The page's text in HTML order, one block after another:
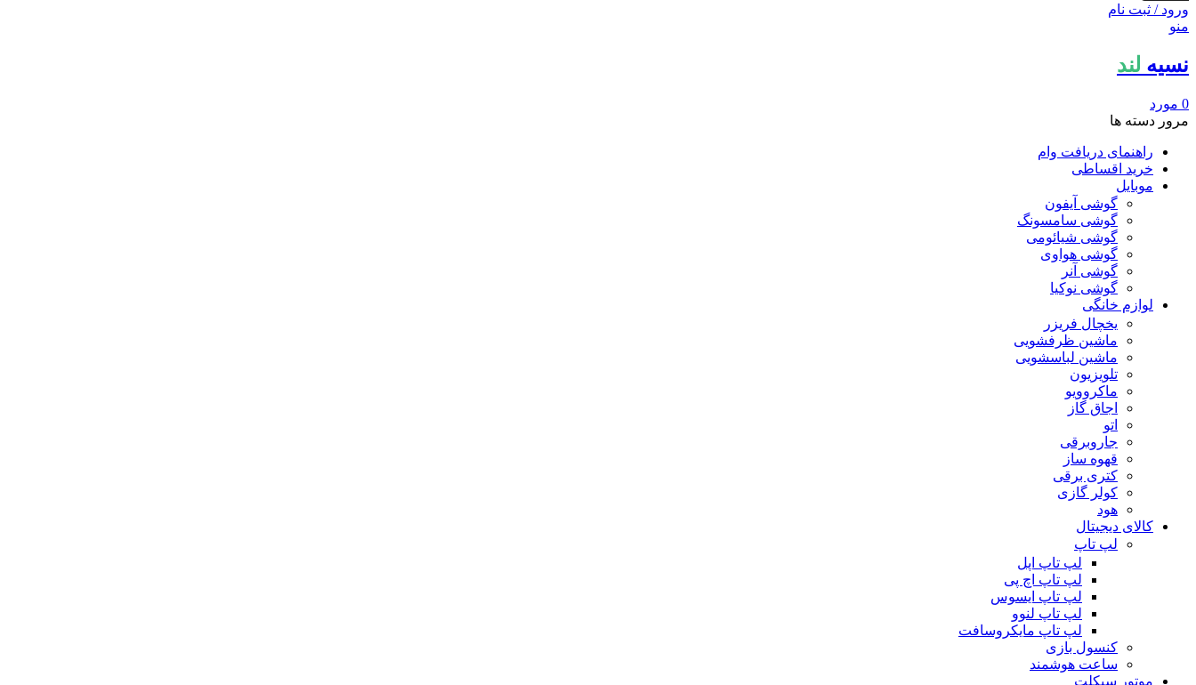
ورود / ثبت نام
منو
نسیه لند
0 مورد
مرور دسته ها
راهنمای دریافت وام
خرید اقساطی
موبایل
گوشی آیفون
گوشی سامسونگ
گوشی شیائومی
گوشی هواوی
گوشی آنر
گوشی نوکیا
لوازم خانگی
یخچال فریزر
ماشین ظرفشویی
ماشین لباسشویی
تلویزیون
ماکروویو
اجاق گاز
اتو
جاروبرقی
قهوه ساز
کتری برقی
کولر گازی
هود
کالای دیجیتال
لپ تاپ
لپ تاپ اپل
لپ تاپ اچ پی
لپ تاپ ایسوس
لپ تاپ لنوو
لپ تاپ مایکروسافت
کنسول بازی
ساعت هوشمند
موتور سیکلت